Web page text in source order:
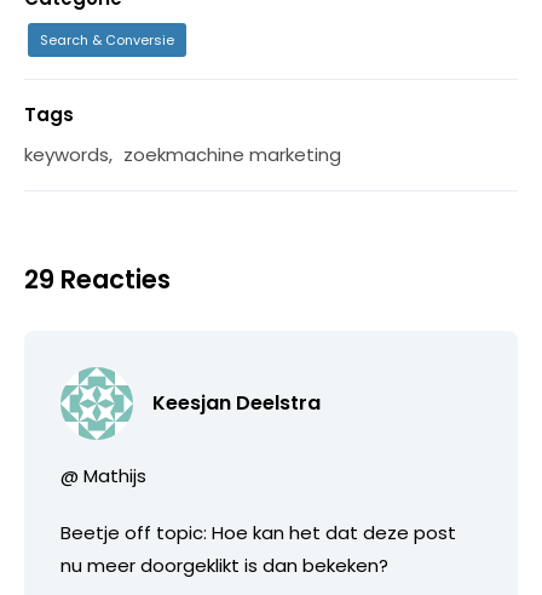
Search & Conversie
Tags
keywords, zoekmachine marketing
29 Reacties
Keesjan Deelstra
@ Mathijs
Beetje off topic: Hoe kan het dat deze post
nu meer doorgeklikt is dan bekeken?